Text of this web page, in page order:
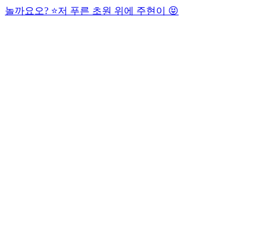
놀까요오? ⭐️저 푸른 초원 위에 주현이 😝